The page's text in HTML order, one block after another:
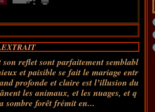
reflet sont parfaitement semblabl
et paisible se fait le mariage entr
profonde et claire est l’illusion du
les animaux, et les nuages, et q
sombre forêt frémit en...